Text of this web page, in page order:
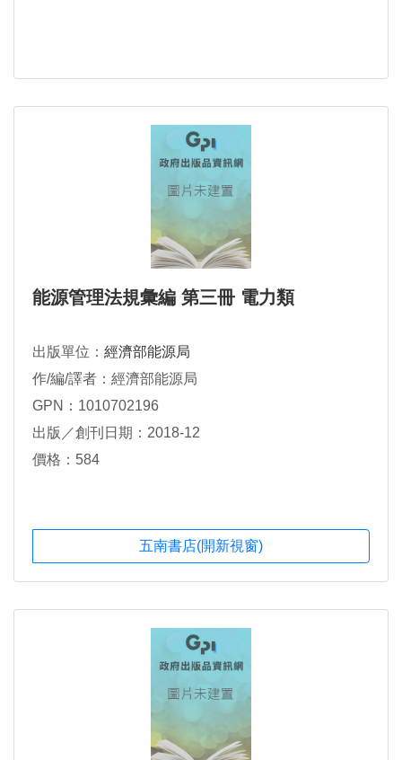
能源管理法規彙編 第三冊 電力類
出版單位： 經濟部能源局
作/編/譯者：經濟部能源局
GPN：1010702196
出版／創刊日期：2018-12
價格：584
五南書店(開新視窗)